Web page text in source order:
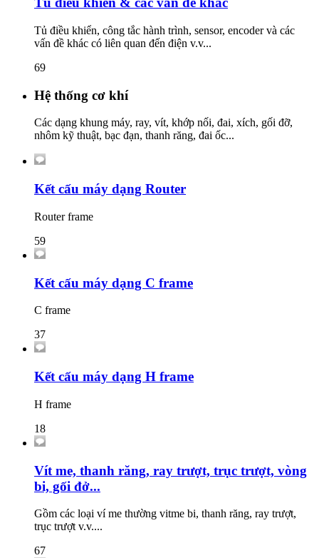
Tủ điều khiển, công tắc hành trình, sensor, encoder và các
vấn đề khác có liên quan đến điện v.v...
69
Hệ thống cơ khí
Các dạng khung máy, ray, vít, khớp nối, đai, xích, gối đỡ,
nhôm kỹ thuật, bạc đạn, thanh răng, đai ốc...
Kết cấu máy dạng Router
Router frame
59
Kết cấu máy dạng C frame
C frame
37
Kết cấu máy dạng H frame
H frame
18
Vít me, thanh răng, ray trượt, trục trượt, vòng
bi, gối đở...
Gồm các loại ví me thường vitme bi, thanh răng, ray trượt,
trục trượt v.v....
67